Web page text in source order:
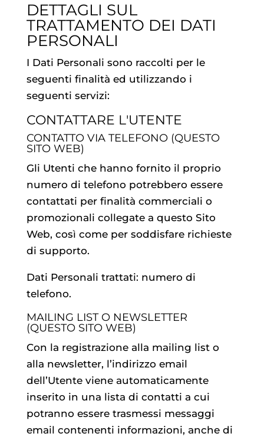
DETTAGLI SUL
TRATTAMENTO DEI DATI
PERSONALI
I Dati Personali sono raccolti per le
seguenti finalità ed utilizzando i
seguenti servizi:
CONTATTARE L'UTENTE
CONTATTO VIA TELEFONO (QUESTO
SITO WEB)
Gli Utenti che hanno fornito il proprio
numero di telefono potrebbero essere
contattati per finalità commerciali o
promozionali collegate a questo Sito
Web, così come per soddisfare richieste
di supporto.
Dati Personali trattati: numero di
telefono.
MAILING LIST O NEWSLETTER
(QUESTO SITO WEB)
Con la registrazione alla mailing list o
alla newsletter, l’indirizzo email
dell’Utente viene automaticamente
inserito in una lista di contatti a cui
potranno essere trasmessi messaggi
email contenenti informazioni, anche di